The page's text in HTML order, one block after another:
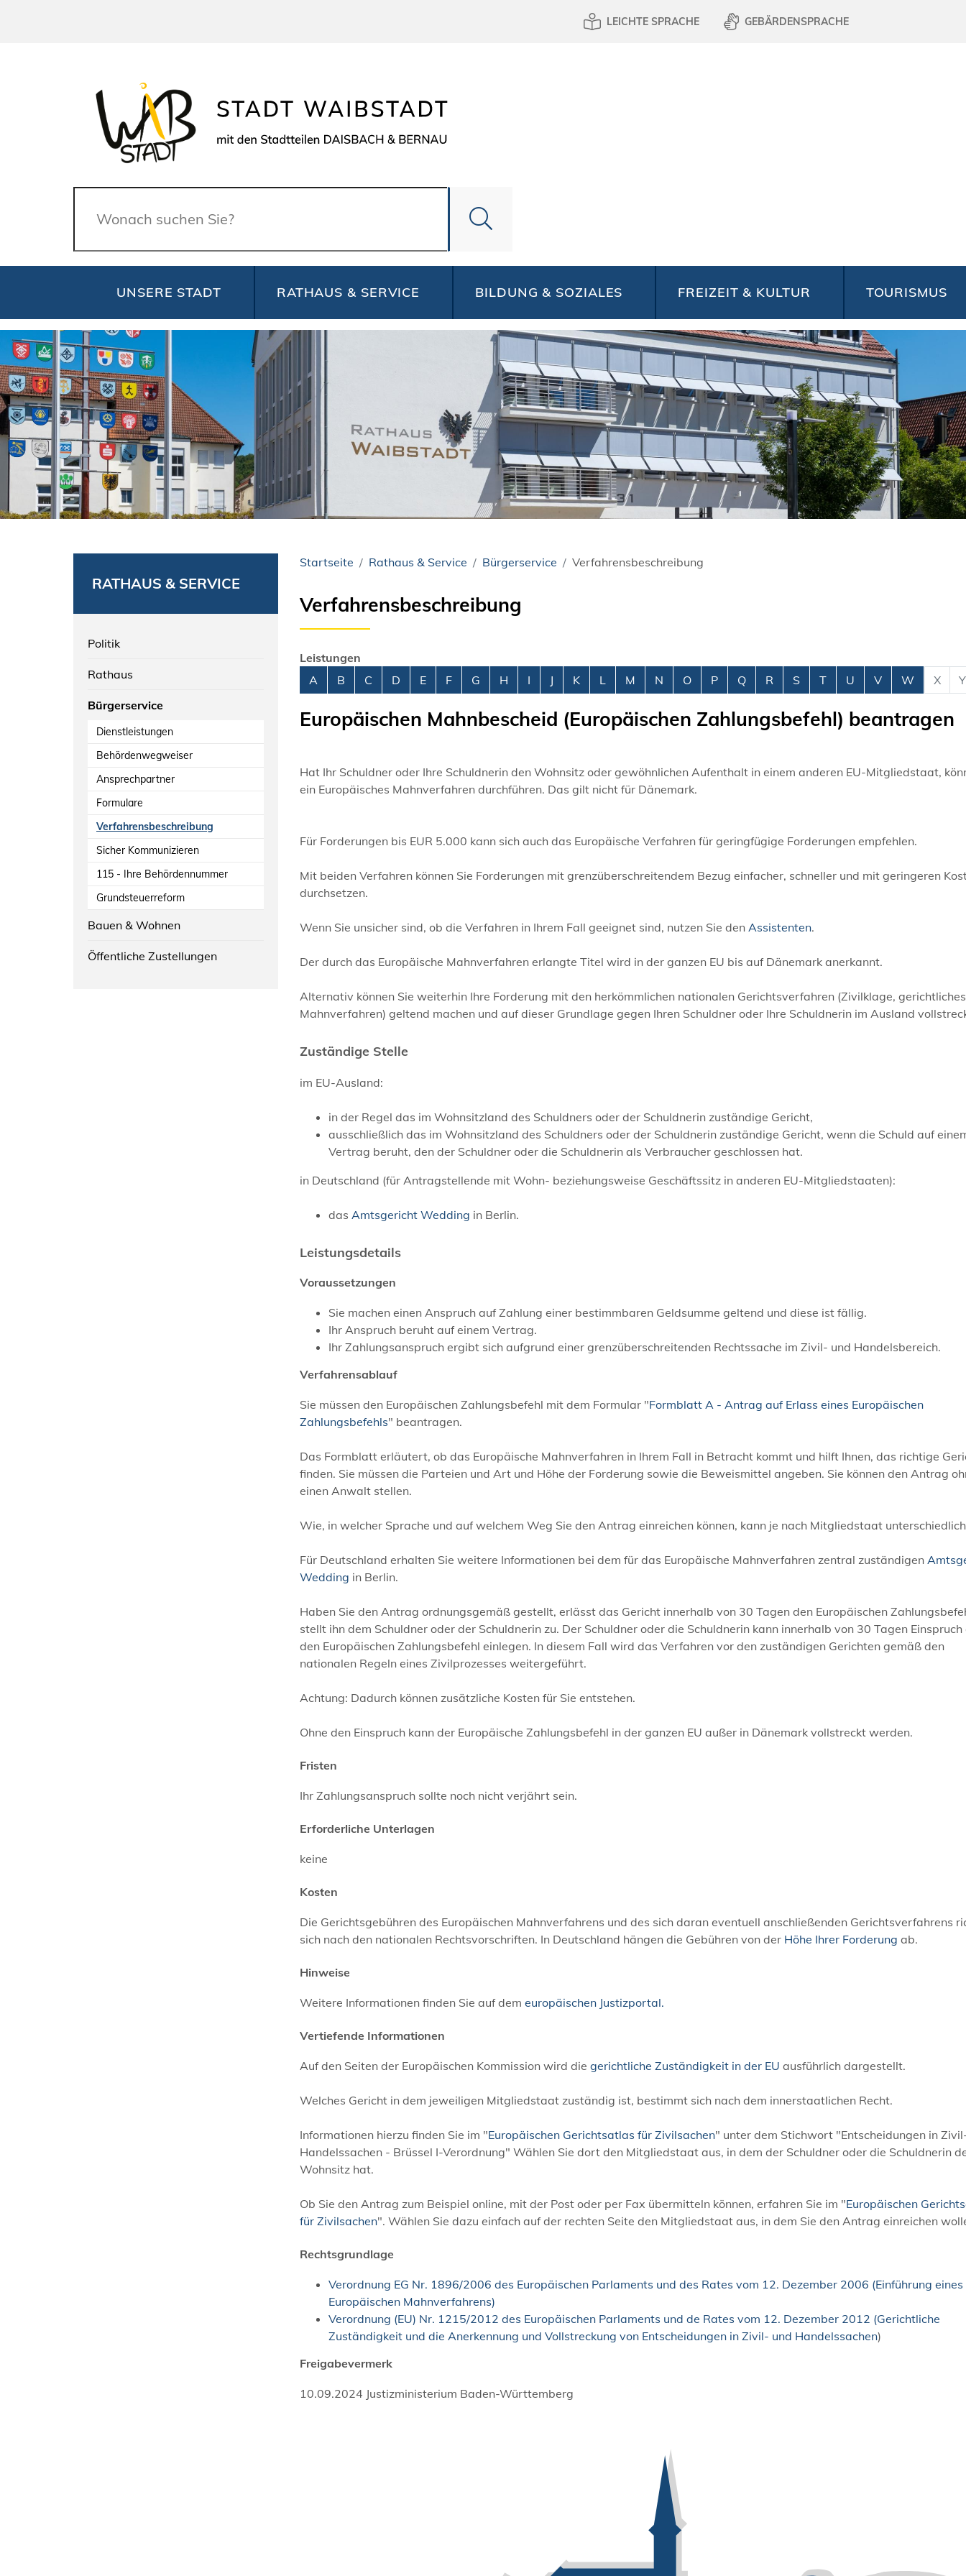
LEICHTE SPRACHE GEBÄRDENSPRACHE
Suche
UNSERE STADT RATHAUS & SERVICE BILDUNG & SOZIALES FREIZEIT & KULTUR TOURISMUS
RATHAUS & SERVICE
Politik
Rathaus
Bürgerservice
Dienstleistungen
Behördenwegweiser
Ansprechpartner
Formulare
Verfahrensbeschreibung
Sicher Kommunizieren
115 - Ihre Behördennummer
Grundsteuerreform
Bauen & Wohnen
Öffentliche Zustellungen
Startseite Rathaus & Service Bürgerservice Verfahrensbeschreibung
Verfahrensbeschreibung
Leistungen
Alphabetisches Register überspringen
A B C D E F G H I J K L M N O P Q R S T U V W X Y
Europäischen Mahnbescheid (Europäischen Zahlungsbefehl) beantragen
Hat Ihr Schuldner oder Ihre Schuldnerin den Wohnsitz oder gewöhnlichen Aufenthalt in einem anderen EU-Mitgliedstaat,
ein Europäisches Mahnverfahren durchführen. Das gilt nicht für Dänemark.
Für Forderungen bis EUR 5.000 kann sich auch das Europäische Verfahren für geringfügige Forderungen empfehlen.
Mit beiden Verfahren können Sie Forderungen mit grenzüberschreitendem Bezug einfacher, schneller und mit geringeren
durchsetzen.
Wenn Sie unsicher sind, ob die Verfahren in Ihrem Fall geeignet sind, nutzen Sie den Assistenten.
Der durch das Europäische Mahnverfahren erlangte Titel wird in der ganzen EU bis auf Dänemark anerkannt.
Alternativ können Sie weiterhin Ihre Forderung mit den herkömmlichen nationalen Gerichtsverfahren (Zivilklage, gerichtliches
Mahnverfahren) geltend machen und auf dieser Grundlage gegen Ihren Schuldner oder Ihre Schuldnerin im Ausland
Zuständige Stelle
im EU-Ausland:
in der Regel das im Wohnsitzland des Schuldners oder der Schuldnerin zuständige Gericht,
ausschließlich das im Wohnsitzland des Schuldners oder der Schuldnerin zuständige Gericht, wenn die Schuld auf
Vertrag beruht, den der Schuldner oder die Schuldnerin als Verbraucher geschlossen hat.
in Deutschland (für Antragstellende mit Wohn- beziehungsweise Geschäftssitz in anderen EU-Mitgliedstaaten):
das Amtsgericht Wedding in Berlin.
Leistungsdetails
Voraussetzungen
Sie machen einen Anspruch auf Zahlung einer bestimmbaren Geldsumme geltend und diese ist fällig.
Ihr Anspruch beruht auf einem Vertrag.
Ihr Zahlungsanspruch ergibt sich aufgrund einer grenzüberschreitenden Rechtssache im Zivil- und Handelsbereich.
Verfahrensablauf
Sie müssen den Europäischen Zahlungsbefehl mit dem Formular "Formblatt A - Antrag auf Erlass eines Europäischen
Zahlungsbefehls" beantragen.
Das Formblatt erläutert, ob das Europäische Mahnverfahren in Ihrem Fall in Betracht kommt und hilft Ihnen, das richtige
finden. Sie müssen die Parteien und Art und Höhe der Forderung sowie die Beweismittel angeben. Sie können den Antrag
einen Anwalt stellen.
Wie, in welcher Sprache und auf welchem Weg Sie den Antrag einreichen können, kann je nach Mitgliedstaat
Für Deutschland erhalten Sie weitere Informationen bei dem für das Europäische Mahnverfahren zentral zuständigen
Wedding in Berlin.
Haben Sie den Antrag ordnungsgemäß gestellt, erlässt das Gericht innerhalb von 30 Tagen den Europäischen
stellt ihn dem Schuldner oder der Schuldnerin zu. Der Schuldner oder die Schuldnerin kann innerhalb von 30 Tagen Einspruch
den Europäischen Zahlungsbefehl einlegen. In diesem Fall wird das Verfahren vor den zuständigen Gerichten gemäß den
nationalen Regeln eines Zivilprozesses weitergeführt.
Achtung: Dadurch können zusätzliche Kosten für Sie entstehen.
Ohne den Einspruch kann der Europäische Zahlungsbefehl in der ganzen EU außer in Dänemark vollstreckt werden.
Fristen
Ihr Zahlungsanspruch sollte noch nicht verjährt sein.
Erforderliche Unterlagen
keine
Kosten
Die Gerichtsgebühren des Europäischen Mahnverfahrens und des sich daran eventuell anschließenden Gerichtsverfahrens
sich nach den nationalen Rechtsvorschriften. In Deutschland hängen die Gebühren von der Höhe Ihrer Forderung ab.
Hinweise
Weitere Informationen finden Sie auf dem europäischen Justizportal.
Vertiefende Informationen
Auf den Seiten der Europäischen Kommission wird die gerichtliche Zuständigkeit in der EU ausführlich dargestellt.
Welches Gericht in dem jeweiligen Mitgliedstaat zuständig ist, bestimmt sich nach dem innerstaatlichen Recht.
Informationen hierzu finden Sie im "Europäischen Gerichtsatlas für Zivilsachen" unter dem Stichwort "Entscheidungen in
Handelssachen - Brüssel I-Verordnung" Wählen Sie dort den Mitgliedstaat aus, in dem der Schuldner oder die Schuldnerin
Wohnsitz hat.
Ob Sie den Antrag zum Beispiel online, mit der Post oder per Fax übermitteln können, erfahren Sie im "Europäischen
für Zivilsachen". Wählen Sie dazu einfach auf der rechten Seite den Mitgliedstaat aus, in dem Sie den Antrag einreichen
Rechtsgrundlage
Verordnung EG Nr. 1896/2006 des Europäischen Parlaments und des Rates vom 12. Dezember 2006 (Einführung eines
Europäischen Mahnverfahrens)
Verordnung (EU) Nr. 1215/2012 des Europäischen Parlaments und de Rates vom 12. Dezember 2012 (Gerichtliche
Zuständigkeit und die Anerkennung und Vollstreckung von Entscheidungen in Zivil- und Handelssachen)
Freigabevermerk
10.09.2024 Justizministerium Baden-Württemberg